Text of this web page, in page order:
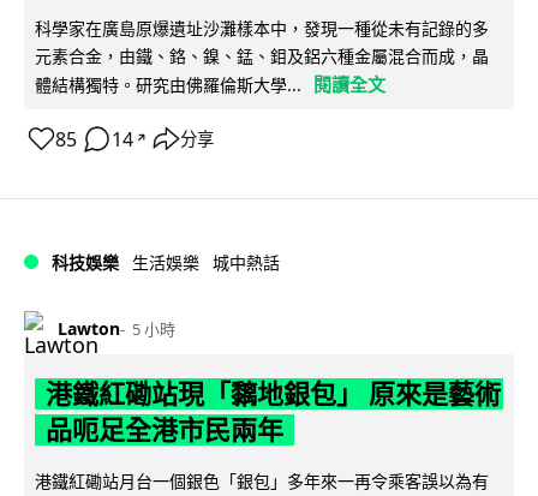
科學家在廣島原爆遺址沙灘樣本中，發現一種從未有記錄的多
元素合金，由鐵、鉻、鎳、錳、鉬及鋁六種金屬混合而成，晶
體結構獨特。研究由佛羅倫斯大學...
閱讀全文
85 14 ↗ 分享
科技娛樂 生活娛樂 城中熱話
Lawton 5 小時
港鐵紅磡站現「黐地銀包」 原來是藝術
品呃足全港市民兩年
港鐵紅磡站月台一個銀色「銀包」多年來一再令乘客誤以為有